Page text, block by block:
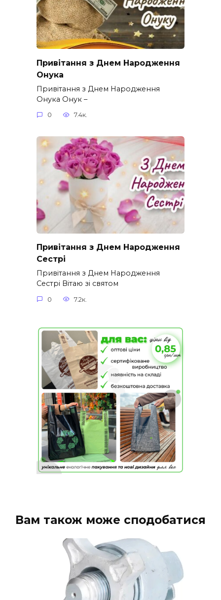
Привітання з Днем Народження
Онука
Привітання з Днем Народження
Онука Онук –
0 7.4к.
Привітання з Днем Народження
Сестрі
Привітання з Днем Народження
Сестрі Вітаю зі святом
0 7.2к.
Вам також може сподобатися